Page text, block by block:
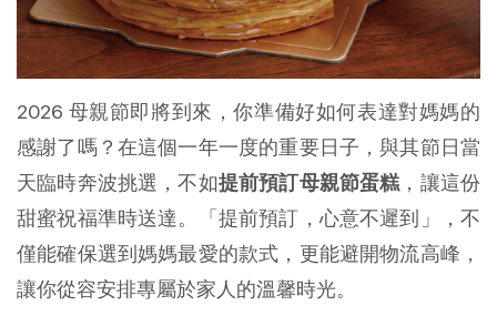
2026 母親節即將到來，你準備好如何表達對媽媽的
感謝了嗎？在這個一年一度的重要日子，與其節日當
天臨時奔波挑選，不如提前預訂母親節蛋糕，讓這份
甜蜜祝福準時送達。「提前預訂，心意不遲到」，不
僅能確保選到媽媽最愛的款式，更能避開物流高峰，
讓你從容安排專屬於家人的溫馨時光。